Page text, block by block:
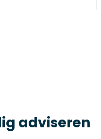
adviseren